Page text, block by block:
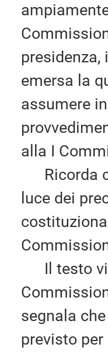
presidenza,
emersa la
assumere
alla I
Ricorda
luce dei
Il testo
segnala
previsto